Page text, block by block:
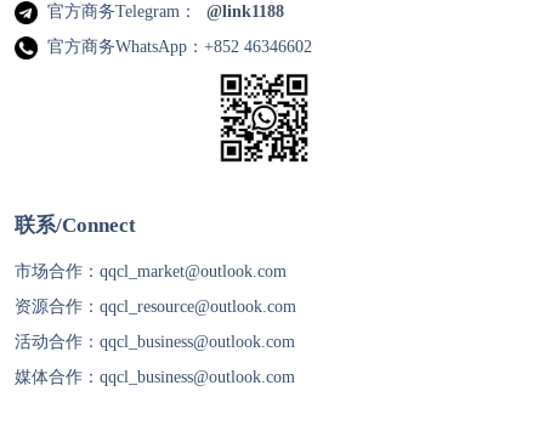
官方商务Telegram：
@link1188
官方商务WhatsApp：+852 46346602
联系/Connect
市场合作： qqcl_market@outlook.com
资源合作： qqcl_resource@outlook.com
活动合作： qqcl_business@outlook.com
媒体合作： qqcl_business@outlook.com